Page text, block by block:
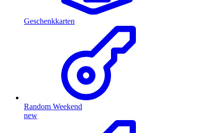
Geschenkkarten
Random Weekend
new